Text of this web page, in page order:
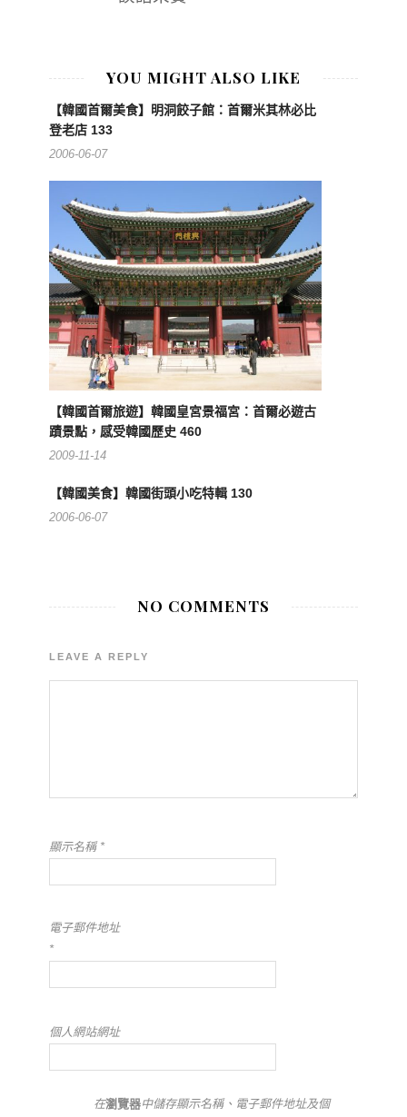
YOU MIGHT ALSO LIKE
【韓國首爾美食】明洞餃子館：首爾米其林必比
登老店 133
2006-06-07
【韓國首爾旅遊】韓國皇宮景福宮：首爾必遊古
蹟景點，感受韓國歷史 460
2009-11-14
【韓國美食】韓國街頭小吃特輯 130
2006-06-07
NO COMMENTS
LEAVE A REPLY
顯示名稱 *
電子郵件地址
*
個人網站網址
在瀏覽器中儲存顯示名稱、電子郵件地址及個